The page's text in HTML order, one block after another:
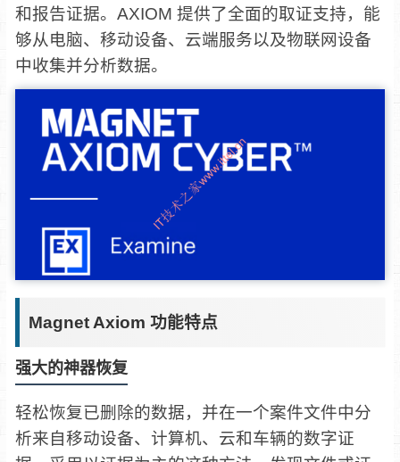
和报告证据。AXIOM 提供了全面的取证支持，能
够从电脑、移动设备、云端服务以及物联网设备
中收集并分析数据。
Magnet Axiom 功能特点
强大的神器恢复
轻松恢复已删除的数据，并在一个案件文件中分
析来自移动设备、计算机、云和车辆的数字证